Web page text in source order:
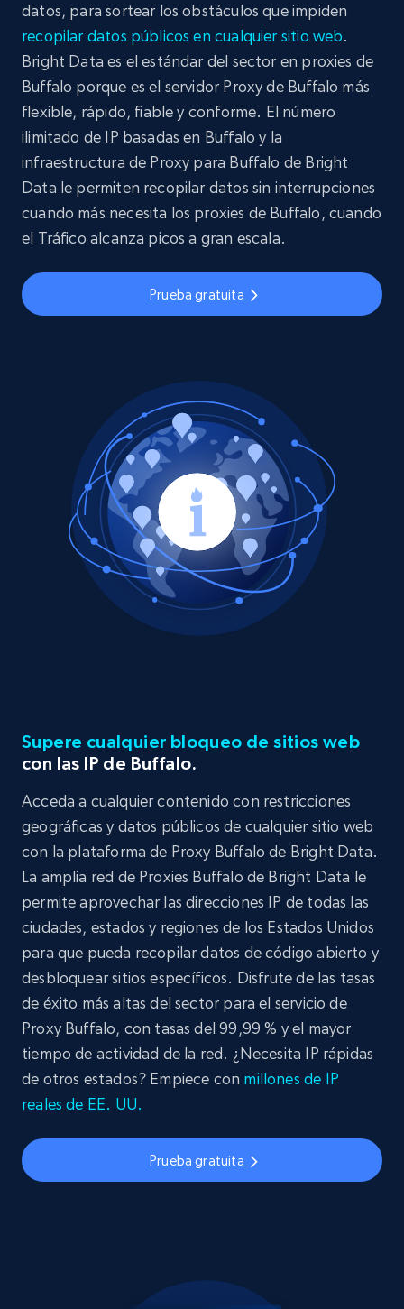
datos, para sortear los obstáculos que impiden
recopilar datos públicos en cualquier sitio web.
Bright Data es el estándar del sector en proxies de
Buffalo porque es el servidor Proxy de Buffalo más
flexible, rápido, fiable y conforme. El número
ilimitado de IP basadas en Buffalo y la
infraestructura de Proxy para Buffalo de Bright
Data le permiten recopilar datos sin interrupciones
cuando más necesita los proxies de Buffalo, cuando
el Tráfico alcanza picos a gran escala.
Prueba gratuita
Supere cualquier bloqueo de sitios web
con las IP de Buffalo.
Acceda a cualquier contenido con restricciones
geográficas y datos públicos de cualquier sitio web
con la plataforma de Proxy Buffalo de Bright Data.
La amplia red de Proxies Buffalo de Bright Data le
permite aprovechar las direcciones IP de todas las
ciudades, estados y regiones de los Estados Unidos
para que pueda recopilar datos de código abierto y
desbloquear sitios específicos. Disfrute de las tasas
de éxito más altas del sector para el servicio de
Proxy Buffalo, con tasas del 99,99 % y el mayor
tiempo de actividad de la red. ¿Necesita IP rápidas
de otros estados? Empiece con millones de IP
reales de EE. UU.
Prueba gratuita